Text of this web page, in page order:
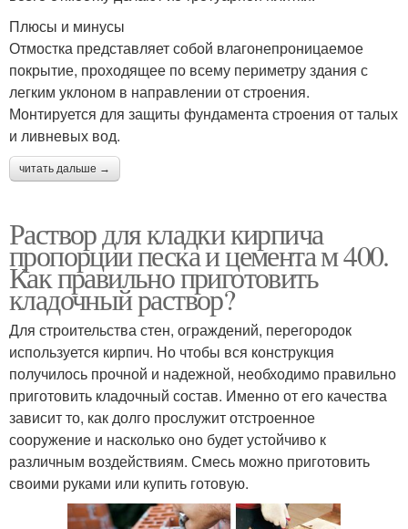
Плюсы и минусы
Отмостка представляет собой влагонепроницаемое
покрытие, проходящее по всему периметру здания с
легким уклоном в направлении от строения.
Монтируется для защиты фундамента строения от талых
и ливневых вод.
читать дальше →
Раствор для кладки кирпича
пропорции песка и цемента м 400.
Как правильно приготовить
кладочный раствор?
Для строительства стен, ограждений, перегородок
используется кирпич. Но чтобы вся конструкция
получилось прочной и надежной, необходимо правильно
приготовить кладочный состав. Именно от его качества
зависит то, как долго прослужит отстроенное
сооружение и насколько оно будет устойчиво к
различным воздействиям. Смесь можно приготовить
своими руками или купить готовую.